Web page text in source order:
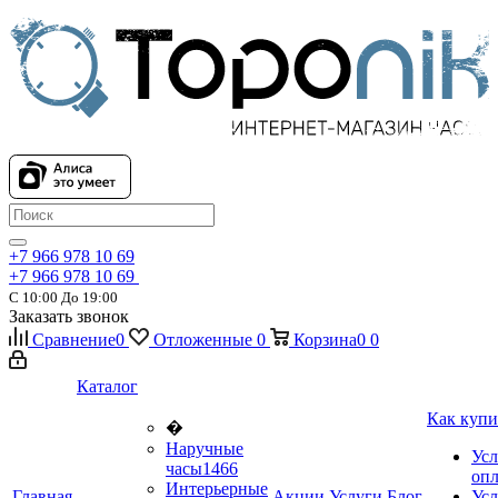
+7 966 978 10 69
+7 966 978 10 69
С 10:00 До 19:00
Заказать звонок
Сравнение0 Отложенные 0 Корзина0 0
Каталог
�
Наручные
часы1466
Интерьерные
Как